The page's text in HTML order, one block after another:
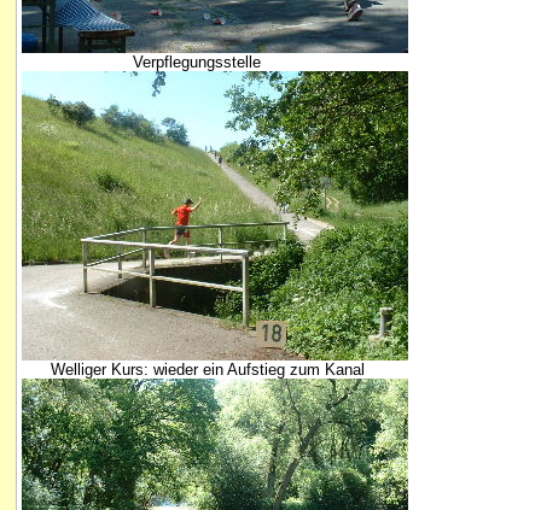
Verpflegungsstelle
Welliger Kurs: wieder ein Aufstieg zum Kanal